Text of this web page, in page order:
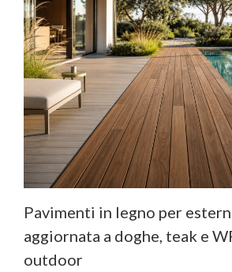
Pavimenti in legno per
aggiornata a doghe, teak e
outdoor